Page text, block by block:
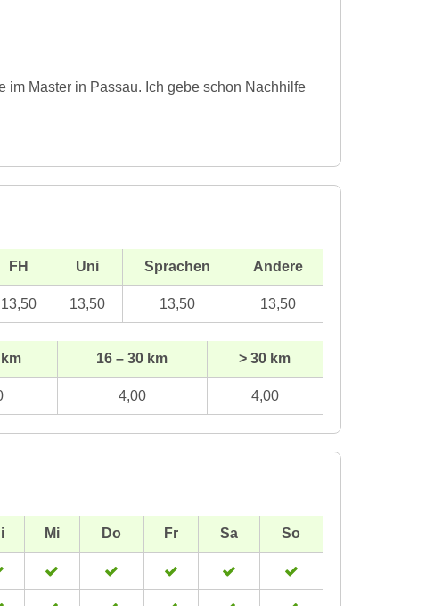
im Master in Passau. Ich gebe schon Nachhilfe
FH Uni Sprachen Andere
13,50 13,50 13,50 13,50
16 – 30 km > 30 km
4,00 4,00
Mi Do Fr Sa So